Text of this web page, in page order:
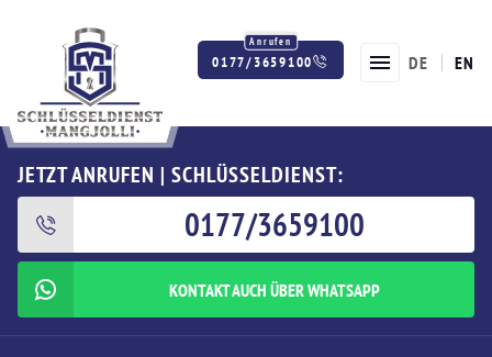
0177/3659100 DE EN
JETZT ANRUFEN | SCHLÜSSELDIENST:
0177/3659100
KONTAKT AUCH ÜBER WHATSAPP